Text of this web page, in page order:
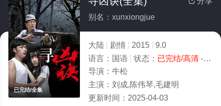
已完结/全集
别名：xunxiongjue
大陆 剧情 2015
9.0
语言： 国语 状态： 已完结/高清- 免费在线观看
导演： 牛松
主演： 刘成,陈伟琴,毛建明
更新时间： 2025-04-03